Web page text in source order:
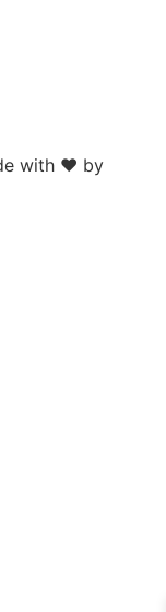
with ❤️ by